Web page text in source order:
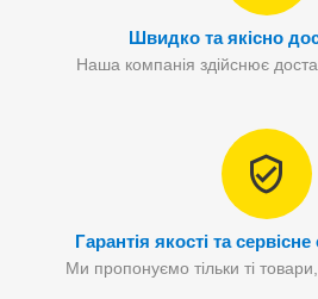
Швидко та якісно
Наша компанія здійснює
Гарантія якості та
Ми пропонуємо тільки ті